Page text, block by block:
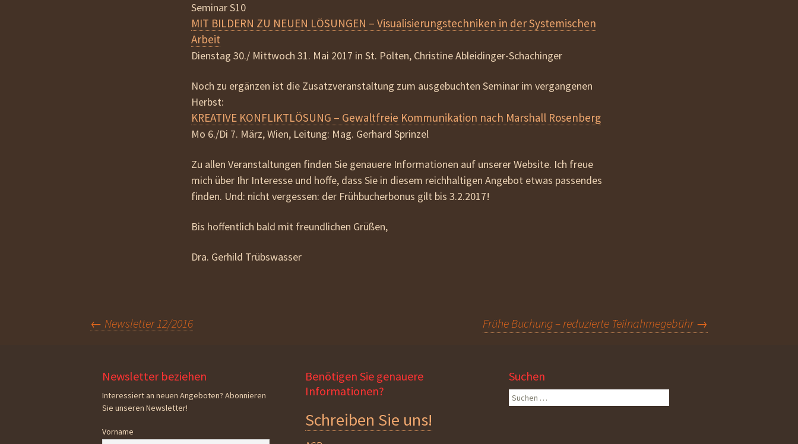
Seminar S10
MIT BILDERN ZU NEUEN LÖSUNGEN – Visualisierungstechniken in der Systemischen
Arbeit
Dienstag 30./ Mittwoch 31. Mai 2017 in St. Pölten, Christine Ableidinger-Schachinger
Noch zu ergänzen ist die Zusatzveranstaltung zum ausgebuchten Seminar im vergangenen
Herbst:
KREATIVE KONFLIKTLÖSUNG – Gewaltfreie Kommunikation nach Marshall Rosenberg
Mo 6./Di 7. März, Wien, Leitung: Mag. Gerhard Sprinzel
Zu allen Veranstaltungen finden Sie genauere Informationen auf unserer Website. Ich freue
mich über Ihr Interesse und hoffe, dass Sie in diesem reichhaltigen Angebot etwas passendes
finden. Und: nicht vergessen: der Frühbucherbonus gilt bis 3.2.2017!
Bis hoffentlich bald mit freundlichen Grüßen,
Dra. Gerhild Trübswasser
Beitragsnavigation
← Newsletter 12/2016 Frühe Buchung – reduzierte Teilnahmegebühr →
Newsletter beziehen
Interessiert an neuen Angeboten? Abonnieren
Sie unseren Newsletter!
Vorname
Benötigen Sie genauere
Informationen?
Schreiben Sie uns!
Suchen
Suchen
nach: